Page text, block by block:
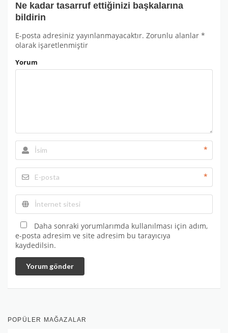
Ne kadar tasarruf ettiğinizi başkalarına
bildirin
E-posta adresiniz yayınlanmayacaktır. Zorunlu alanlar *
olarak işaretlenmiştir
Yorum
*
*
Daha sonraki yorumlarımda kullanılması için adım,
e-posta adresim ve site adresim bu tarayıcıya
kaydedilsin.
Yorum gönder
POPÜLER MAĞAZALAR